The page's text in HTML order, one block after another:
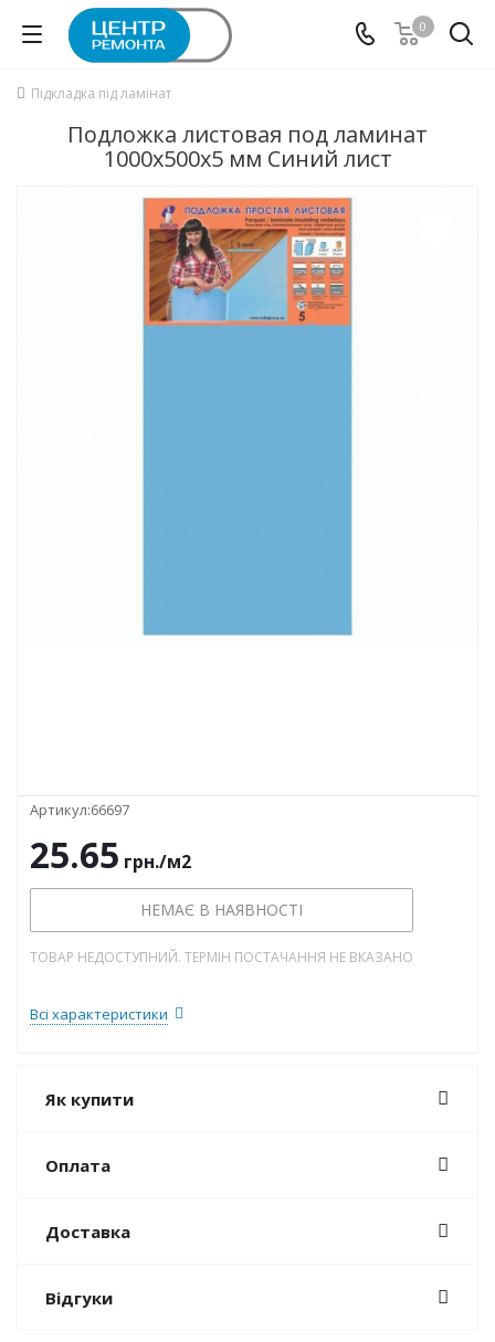
0
Підкладка під ламінат
Подложка листовая под ламинат
1000x500x5 мм Синий лист
Артикул:66697
25.65 грн./м2
НЕМАЄ В НАЯВНОСТІ
ТОВАР НЕДОСТУПНИЙ. ТЕРМІН ПОСТАЧАННЯ НЕ ВКАЗАНО
Всі характеристики
Як купити
Оплата
Доставка
Відгуки